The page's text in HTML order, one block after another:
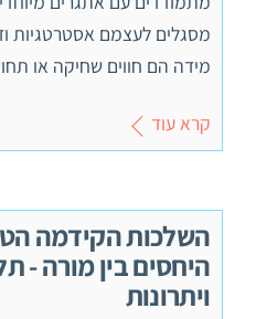
מסגלים לעצמם אסטרטגיות
מידה הם חווים שחיקה או
קרא עוד
השלכות הקידמה
היחסים בין מורה -
ויתרונות